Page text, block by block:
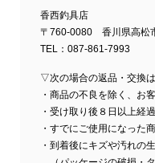
香西釣具店
〒760-0080 香川県高松
TEL：087-861-7993
▽次の場合の返品・交換は
・商品の不良を除く、お
・受け取り後８日以上経
・すでにご使用になった
・到着後にキズや汚れの